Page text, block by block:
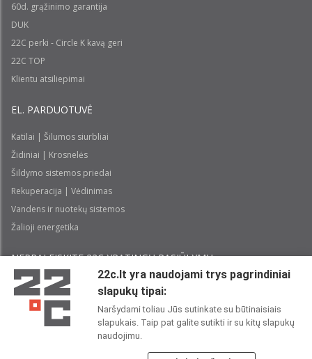
60d. grąžinimo garantija
DUK
22C perki - Circle K kavą geri
22C TOP
Klientu atsiliepimai
EL. PARDUOTUVĖ
Katilai | Šilumos siurbliai
Židiniai | Krosnelės
Šildymo sistemos priedai
Rekuperacija | Vėdinimas
Vandens ir nuotekų sistemos
Žalioji energetika
NEPRALEISKITE 22С YPATINGŲ PASIŪLYMŲ:
Perskaičiau ir sutinku su 22CPrivatumo politika
22c.lt yra naudojami trys pagrindiniai
slapukų tipai:
Naršydami toliau Jūs sutinkate su būtinaisiais
slapukais. Taip pat galite sutikti ir su kitų slapukų
naudojimu.